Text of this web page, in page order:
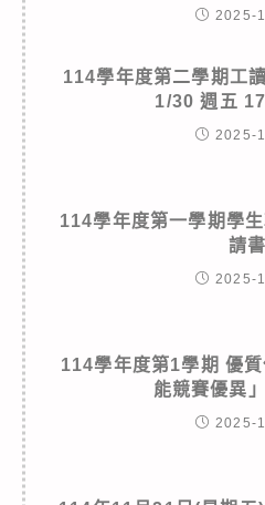
2025-
114學年度第二學期工
1/30 週五
2025-
114學年度第一學期學
請書
2025-
114學年度第1學期 優
能競賽優異
2025-